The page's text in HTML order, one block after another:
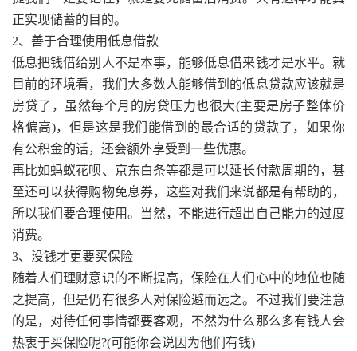
正实现储蓄的目的。
2、善于合理使用低息借款
低息把钱借给别人不是本事，能够低息借来钱才是水平。就
目前的环境看，我们大多数人能够借到的低息贷款应该就是
房贷了，虽然每个月的房贷压力也很大(主要是房子整体价
格偏高)，但是这是我们能借到的最合适的贷款了，如果你
有公积金的话，还会额外享受到一些优惠。
再比如蚂蚁花呗、京东白条等都是可以延长付款周期的，甚
至还可以获得购物免息券，这些对我们来说都是有帮助的，
所以我们要合理使用。当然，不能进行超出自己能力的过度
消费。
3、没钱才更要买保险
随着人们理财意识的不断提高，保险在人们心中的地位也随
之提高，但是仍有很多人对保险避而远之。不过我们要注意
的是，对待任何事情都要客观，不然为什么那么多有钱人会
热衷于买保险呢?(可能你会说因为他们有钱)